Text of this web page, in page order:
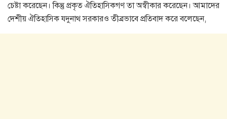
চেষ্টা করেছেন। কিন্তু প্রকৃত ঐতিহাসিকগণ তা অস্বীকার করেছেন। আমাদের
দেশীয় ঐতিহাসিক যদুনাথ সরকারও তীব্রভাবে প্রতিবাদ করে বলেছেন,